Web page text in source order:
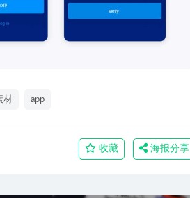
材 app
收藏 海报分享